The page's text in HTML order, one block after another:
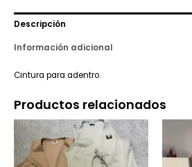
Descripción
Información adicional
Cintura para adentro.
Productos relacionados